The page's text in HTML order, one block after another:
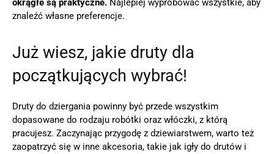
okrągłe są praktyczne. Najlepiej wypróbować wszystkie, aby
znaleźć własne preferencje.
Już wiesz, jakie druty dla
początkujących wybrać!
Druty do dziergania powinny być przede wszystkim
dopasowane do rodzaju robótki oraz włóczki, z którą
pracujesz. Zaczynając przygodę z dziewiarstwem, warto też
zaopatrzyć się w inne akcesoria, takie jak igły do drutów i